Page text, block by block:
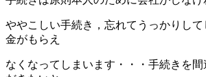
ややこしい手続き，忘れてうっかりし
金がもらえ
なくなってしまいます・・・手続きを